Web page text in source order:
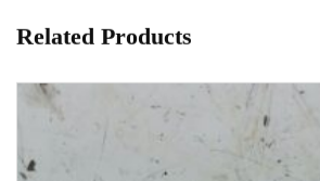
Related Products